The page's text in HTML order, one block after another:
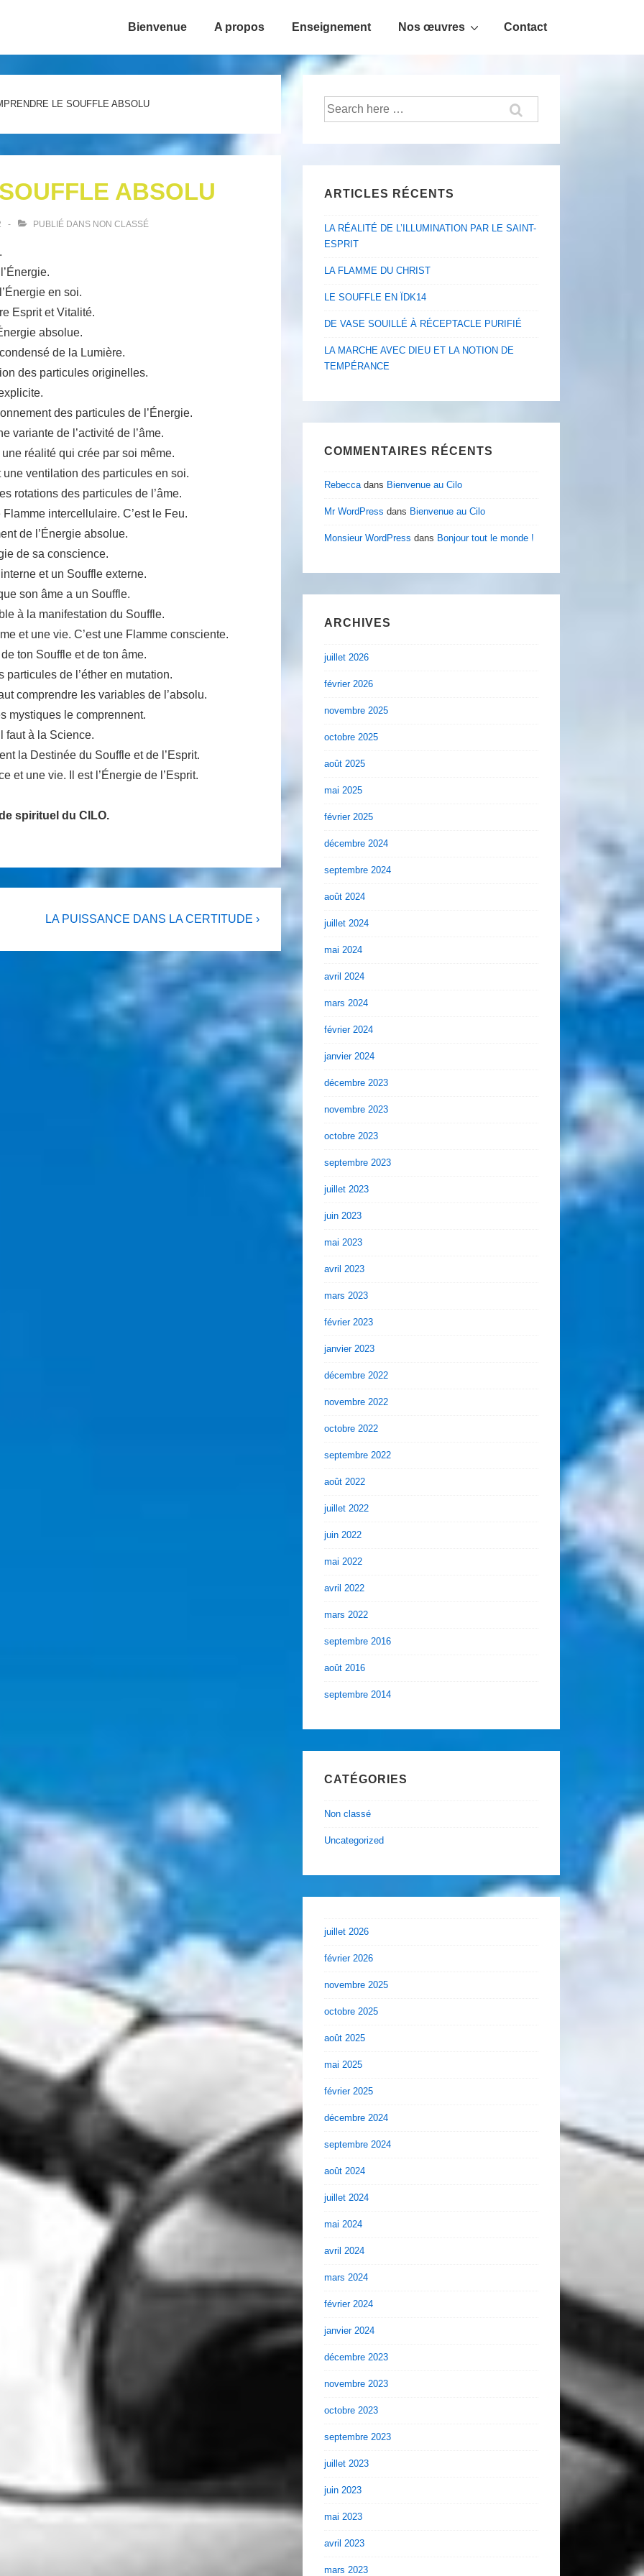
Bienvenue A propos Enseignement Nos œuvres Contact
LE SOUFFLE ABSOLU
ABSOLU
PUBLIÉ DANS NON CLASSÉ
en soi.
Esprit et Vitalité.
absolue.
de la Lumière.
des particules originelles.
des particules de l’Énergie.
variante de l’activité de l’âme.
réalité qui crée par soi même.
ventilation des particules en soi.
rotations des particules de l’âme.
intercellulaire. C’est le Feu.
de l’Énergie absolue.
de sa conscience.
et un Souffle externe.
son âme a un Souffle.
à la manifestation du Souffle.
et une vie. C’est une Flamme consciente.
ton Souffle et de ton âme.
de l’éther en mutation.
comprendre les variables de l’absolu.
mystiques le comprennent.
faut à la Science.
la Destinée du Souffle et de l’Esprit.
et une vie. Il est l’Énergie de l’Esprit.
spirituel du CILO.
Next
LA PUISSANCE DANS LA CERTITUDE ›
Recherche
pour:
ARTICLES RÉCENTS
LA RÉALITÉ DE L’ILLUMINATION PAR LE SAINT-
ESPRIT
LA FLAMME DU CHRIST
LE SOUFFLE EN ÏDK14
DE VASE SOUILLÉ À RÉCEPTACLE PURIFIÉ
LA MARCHE AVEC DIEU ET LA NOTION DE
TEMPÉRANCE
COMMENTAIRES RÉCENTS
Rebeccadans Bienvenue au Cilo
Mr WordPress dans Bienvenue au Cilo
Monsieur WordPress dans Bonjour tout le monde !
ARCHIVES
juillet 2026
février 2026
novembre 2025
octobre 2025
août 2025
mai 2025
février 2025
décembre 2024
septembre 2024
août 2024
juillet 2024
mai 2024
avril 2024
mars 2024
février 2024
janvier 2024
décembre 2023
novembre 2023
octobre 2023
septembre 2023
juillet 2023
juin 2023
mai 2023
avril 2023
mars 2023
février 2023
janvier 2023
décembre 2022
novembre 2022
octobre 2022
septembre 2022
août 2022
juillet 2022
juin 2022
mai 2022
avril 2022
mars 2022
septembre 2016
août 2016
septembre 2014
CATÉGORIES
Non classé
Uncategorized
juillet 2026
février 2026
novembre 2025
octobre 2025
août 2025
mai 2025
février 2025
décembre 2024
septembre 2024
août 2024
juillet 2024
mai 2024
avril 2024
mars 2024
février 2024
janvier 2024
décembre 2023
novembre 2023
octobre 2023
septembre 2023
juillet 2023
juin 2023
mai 2023
avril 2023
mars 2023